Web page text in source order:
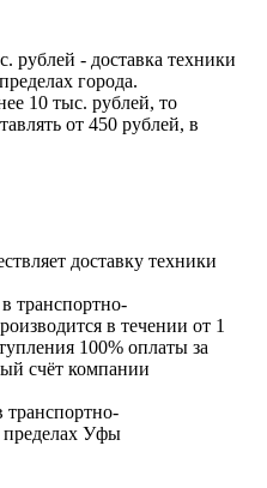
рублей - доставка техники
города.
10 тыс. рублей, то
от 450 рублей, в
доставку техники
транспортно-
в течении от 1
100% оплаты за
счёт компании
транспортно-
Уфы